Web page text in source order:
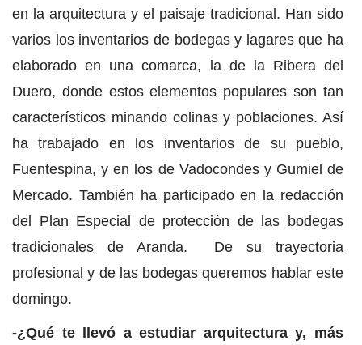
en la arquitectura y el paisaje tradicional. Han sido
varios los inventarios de bodegas y lagares que ha
elaborado en una comarca, la de la Ribera del
Duero, donde estos elementos populares son tan
característicos minando colinas y poblaciones. Así
ha trabajado en los inventarios de su pueblo,
Fuentespina, y en los de Vadocondes y Gumiel de
Mercado. También ha participado en la redacción
del Plan Especial de protección de las bodegas
tradicionales de Aranda. De su trayectoria
profesional y de las bodegas queremos hablar este
domingo.
-¿Qué te llevó a estudiar arquitectura y, más